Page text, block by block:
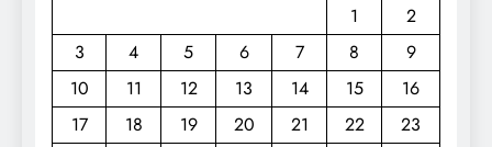
1
2
3
4 5 6 7 8
9
10
11 12 13 14 15
16
17
18 19 20 21 22
23